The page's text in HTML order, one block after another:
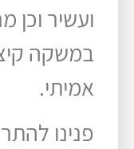
ועשיר וכן
במשקה
אמיתי.
פנינו